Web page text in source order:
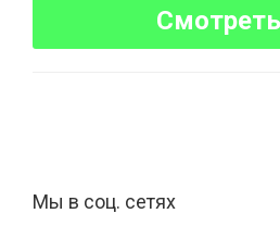
Мы в соц. сетях